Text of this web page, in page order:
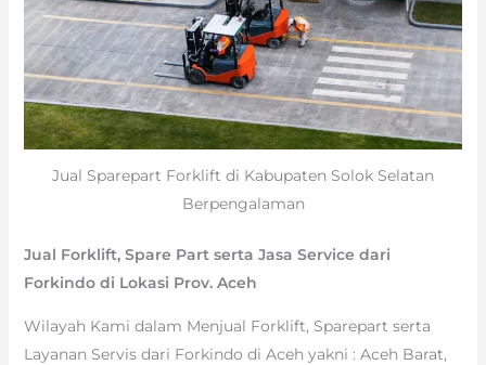
Jual Sparepart Forklift di Kabupaten Solok Selatan
Berpengalaman
Jual Forklift, Spare Part serta Jasa Service dari
Forkindo di Lokasi Prov. Aceh
Wilayah Kami dalam Menjual Forklift, Sparepart serta
Layanan Servis dari Forkindo di Aceh yakni : Aceh Barat,